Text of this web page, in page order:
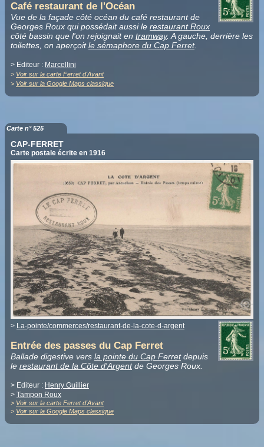
Café restaurant de l'Océan
Vue de la façade côté océan du café restaurant de
Georges Roux qui possédait aussi le restaurant Roux
côté bassin que l'on rejoignait en tramway. A gauche, derrière les
toilettes, on aperçoitle sémaphore du Cap Ferret.
> Editeur : Marcellini
> Voir sur la carte Ferret d'Avant
> Voir sur la Google Maps classique
Carte n° 525
CAP-FERRET
Carte postale écrite en 1916
> La-pointe/commerces/restaurant-de-la-cote-d-argent
Entrée des passes du Cap Ferret
Ballade digestive vers la pointe du Cap Ferretdepuis
le restaurant de la Côte d'Argentde Georges Roux.
> Editeur : Henry Guillier
> Tampon Roux
> Voir sur la carte Ferret d'Avant
> Voir sur la Google Maps classique